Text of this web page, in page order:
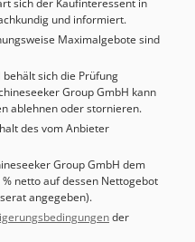
sich der Kaufinteressent in
und informiert.
Maximalgebote sind
sich die Prüfung
Group GmbH kann
ablehnen oder stornieren.
des vom Anbieter
Group GmbH dem
netto auf dessen Nettogebot
angegeben).
der